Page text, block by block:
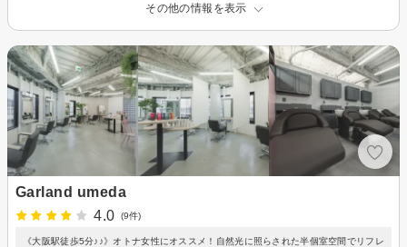
その他の情報を表示
Garland umeda
4.0
(9件)
《大阪駅徒歩5分♪♪》オトナ女性にオススメ！自然光に照らされた半個室空間でリフレ